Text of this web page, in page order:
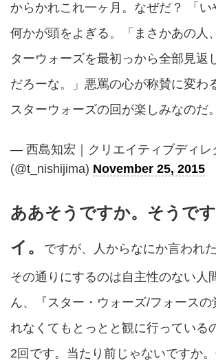
からかれこれ一ヶ月。なぜだ？ 「い
何かが頭をよぎる。「まさかあの人
ターウォーズを最初っから全部見返
だろーな。」悪罵の心が称賛に変わ
スターウォーズの回が楽しみなのだ。
— 西島知宏｜クリエイティブディレ
(@t_nishijima) November 25, 2015
ああそうですか。そうで
イ。
ですが、人からなにか言われ
その通りにするのは自主性のない人
ん、『スター・ウォーズ/フォースの
れなくてもとっとと観に行っている
2回です。当たり前じゃないですか